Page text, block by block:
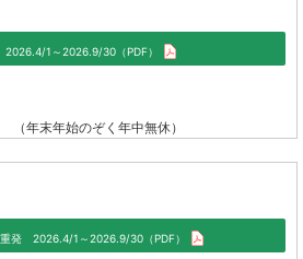
1～2026.9/30（PDF）
年末年始のぞく年中無休）
発 2026.4/1～2026.9/30（PDF）